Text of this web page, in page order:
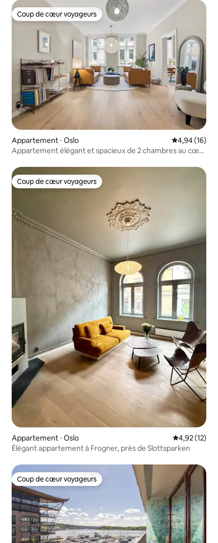
Coup de cœur voyageurs
Coup de cœur voyageurs
Appartement ⋅ Oslo Évaluation
4,94 (16)
Appartement élégant et spacieux de 2 chambres au cœur
Coup de cœur voyageurs
Coup de cœur voyageurs
Appartement ⋅ Oslo Évaluation
4,92 (12)
Élégant appartement à Frogner, près de Slottsparken
Coup de cœur voyageurs
Coup de cœur voyageurs